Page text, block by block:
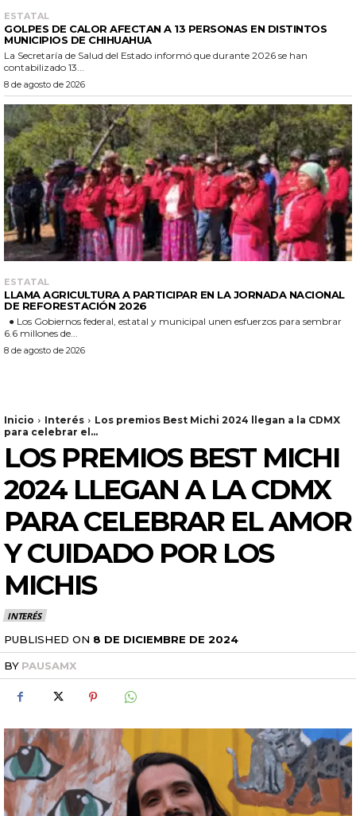
ESTATAL
GOLPES DE CALOR AFECTAN A 13 PERSONAS EN DISTINTOS
MUNICIPIOS DE CHIHUAHUA
La Secretaría de Salud del Estado informó que durante 2026 se han
contabilizado 13...
8 de agosto de 2026
ESTATAL
LLAMA AGRICULTURA A PARTICIPAR EN LA JORNADA NACIONAL
DE REFORESTACIÓN 2026
6.6 millones de...
8 de agosto de 2026